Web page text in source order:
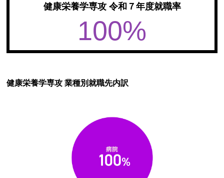
健康栄養学専攻 令和７年度就職率
100%
健康栄養学専攻 業種別就職先内訳